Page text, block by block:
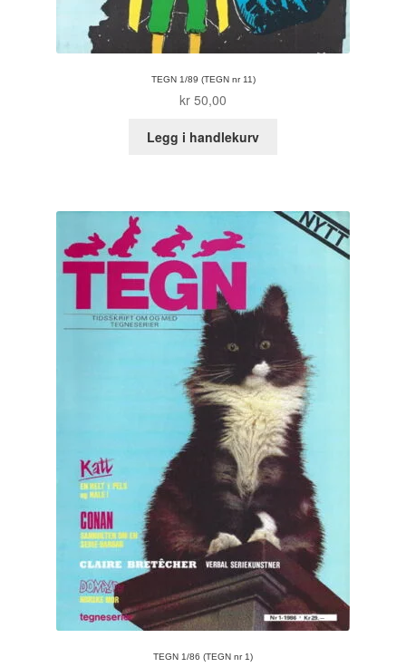
TEGN 1/89 (TEGN nr 11)
kr 50,00
Legg i handlekurv
TEGN 1/86 (TEGN nr 1)